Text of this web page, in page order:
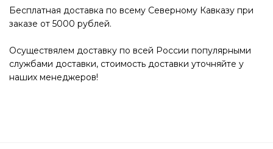
Бесплатная доставка по всему Северному Кавказу при
заказе от 5000 рублей.
Осуществялем доставку по всей России популярными
службами доставки, стоимость доставки уточняйте у
наших менеджеров!